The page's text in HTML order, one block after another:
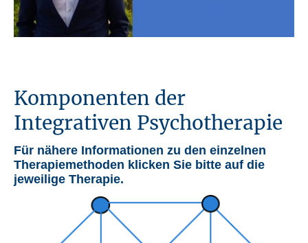
Komponenten der
Integrativen Psychotherapie
Für nähere Informationen zu den einzelnen
Therapiemethoden klicken Sie bitte auf die
jeweilige Therapie.